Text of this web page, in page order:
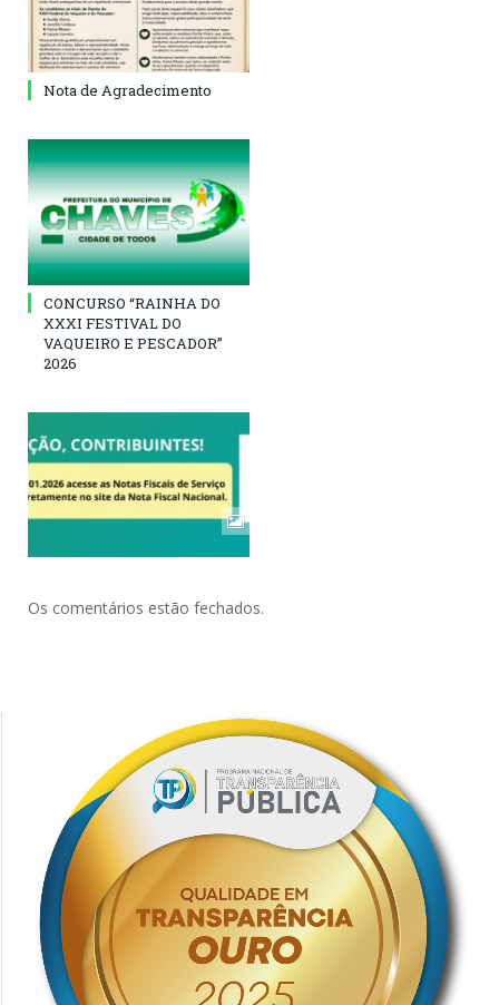
Nota de Agradecimento
CONCURSO “RAINHA DO
XXXI FESTIVAL DO
VAQUEIRO E PESCADOR”
2026
Os comentários estão fechados.